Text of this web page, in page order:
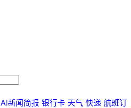
AI新闻简报 银行卡 天气 快递 航班订